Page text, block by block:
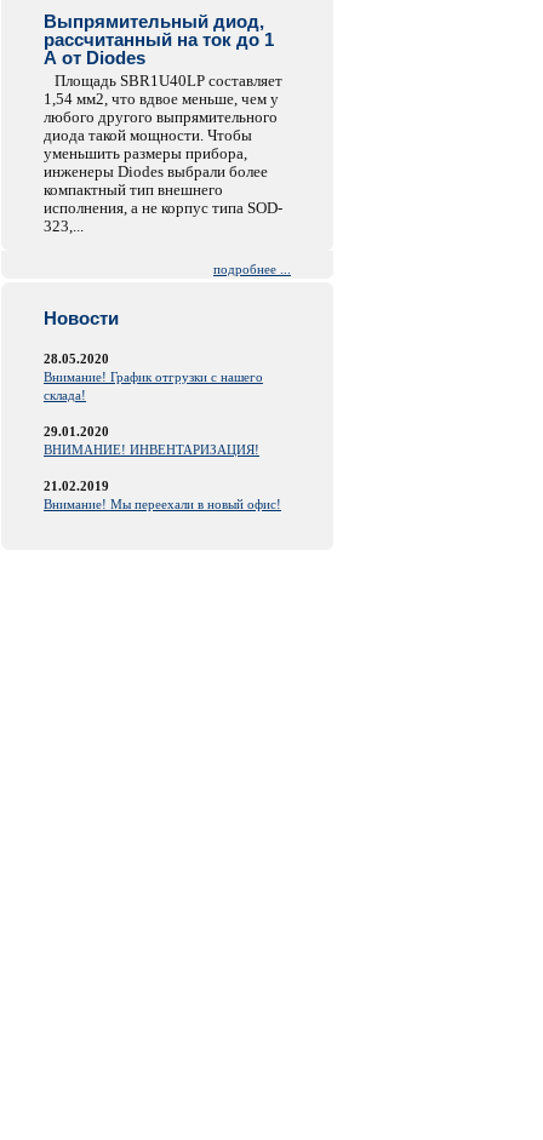
Выпрямительный диод,
рассчитанный на ток до 1
А от Diodes
Площадь SBR1U40LP составляет
1,54 мм2, что вдвое меньше, чем у
любого другого выпрямительного
диода такой мощности. Чтобы
уменьшить размеры прибора,
инженеры Diodes выбрали более
компактный тип внешнего
исполнения, а не корпус типа SOD-
323,...
подробнее ...
Новости
28.05.2020
Внимание! График отгрузки с нашего
склада!
29.01.2020
ВНИМАНИЕ! ИНВЕНТАРИЗАЦИЯ!
21.02.2019
Внимание! Мы переехали в новый офис!